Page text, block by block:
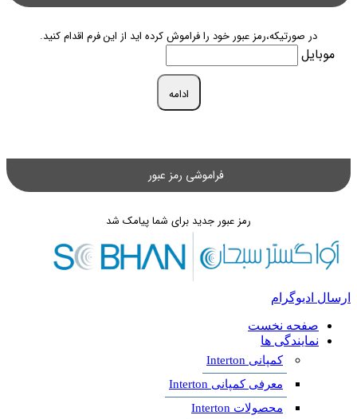
در صورتیکه،رمز عبور خود را فراموش کرده اید از این فرم اقدام کنید.
موبایل
ادامه
فراموشی رمز عبور
رمز عبور جدید برای شما پیامک شد
ارسال ادیوگرام
صفحه نخست
نمایندگی ها
کمپانی Interton
معرفی کمپانی Interton
محصولات Interton